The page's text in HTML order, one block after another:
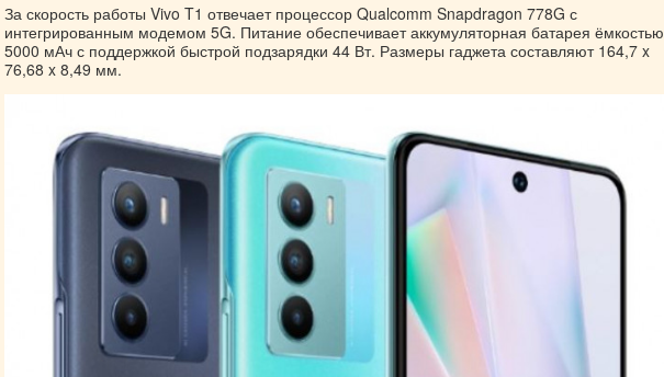
За скорость работы Vivo T1 отвечает процессор Qualcomm Snapdragon 778G с
интегрированным модемом 5G. Питание обеспечивает аккумуляторная батарея ёмкостью
5000 мАч с поддержкой быстрой подзарядки 44 Вт. Размеры гаджета составляют 164,7 x
76,68 x 8,49 мм.